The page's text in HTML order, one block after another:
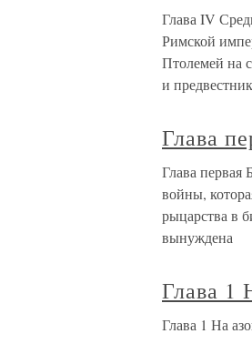
Глава IV
Римской
Птолемей на
и
Глава
Глава первая
войны,
рыцарства в
вынуждена
Глава 1
Глава 1 На